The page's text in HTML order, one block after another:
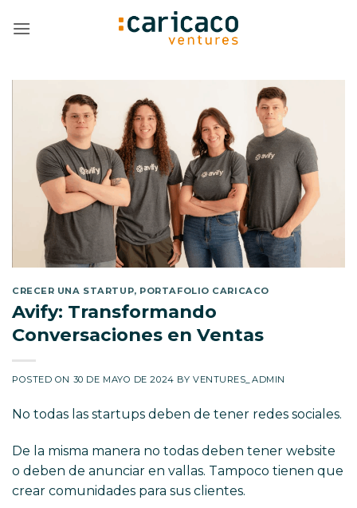
CRECER UNA STARTUP, PORTAFOLIO CARICACO
Avify: Transformando
Conversaciones en Ventas
POSTED ON 30 DE MAYO DE 2024 BY VENTURES_ADMIN
No todas las startups deben de tener redes sociales.
De la misma manera no todas deben tener website
o deben de anunciar en vallas. Tampoco tienen que
crear comunidades para sus clientes.